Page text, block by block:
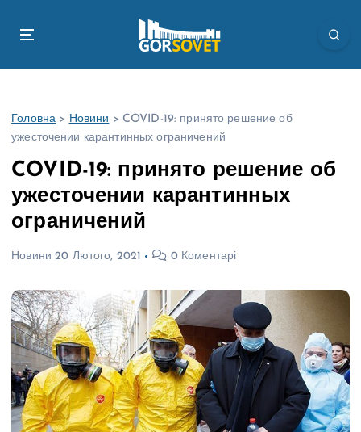
Головна > Новини > COVID-19: принято решение об
ужесточении карантинных ограничений
COVID-19: принято решение об
ужесточении карантинных
ограничений
Новини 20 Лютого, 2021 0 Коментарі